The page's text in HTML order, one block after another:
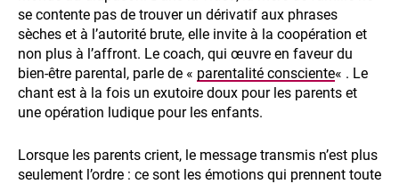
se contente pas de trouver un dérivatif aux phrases
sèches et à l’autorité brute, elle invite à la coopération et
non plus à l’affront. Le coach, qui œuvre en faveur du
bien-être parental, parle de « parentalité consciente« . Le
chant est à la fois un exutoire doux pour les parents et
une opération ludique pour les enfants.
Lorsque les parents crient, le message transmis n’est plus
seulement l’ordre : ce sont les émotions qui prennent toute